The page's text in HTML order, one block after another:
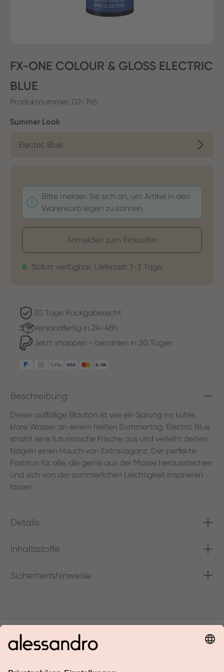
FX-ONE COLOUR & GLOSS ELECTRIC
BLUE
Produktnummer: 02-196
Summer Lookauswählen
Electric Blue
Bitte melden Sie sich an, um Artikel in den
Warenkorb legen zu können.
Anmelden zum Einkaufen
Sofort verfügbar, Lieferzeit: 1-3 Tage
30 Tage Rückgaberecht
Versandfertig in 24-48h
Jetzt shoppen - bezahlen in 30 Tagen
Beschreibung
Dieser auffällige Blauton ist wie ein Sprung ins kühle,
klare Wasser an einem heißen Sommertag. Electric Blue
strahlt eine futuristische Frische aus und verleiht deinen
Nägeln einen Hauch von Extravaganz. Der perfekte
Farbton für alle, die gerne aus der Masse herausstechen
und sich von der sommerlichen Leichtigkeit inspirieren
lassen.
Details
Inhaltsstoffe
Sicherheitshinweise